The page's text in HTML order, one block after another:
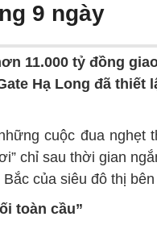
9 ngày
11.000 tỷ đồng
Hạ Long đã thiết
cuộc đua nghẹt
chỉ sau thời gian
của siêu đô thị
toàn cầu”